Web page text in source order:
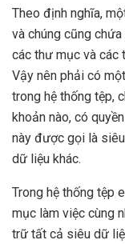
Theo định nghĩa,
và chúng cũng
các thư mục và các
Vậy nên phải có
trong hệ thống tệp,
khoản nào, có
này được gọi là
dữ liệu khác.
Trong hệ thống tệp
mục làm việc cùng
trữ tất cả siêu dữ